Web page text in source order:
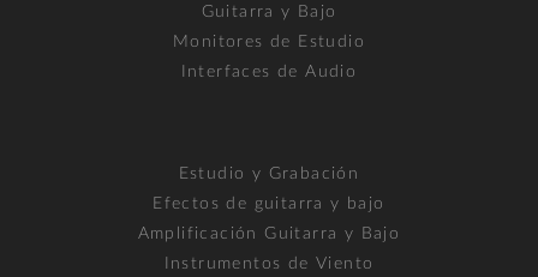
Guitarra y Bajo
Monitores de Estudio
Interfaces de Audio
Estudio y Grabación
Efectos de guitarra y bajo
Amplificación Guitarra y Bajo
Instrumentos de Viento